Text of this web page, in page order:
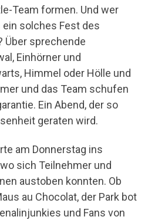
Team formen. Und wer
solches Fest des
Über sprechende
Einhörner und
Himmel oder Hölle und
und das Team schufen
Ein Abend, der so
geraten wird.
am Donnerstag ins
sich Teilnehmer und
austoben konnten. Ob
au Chocolat, der Park bot
und Fans von